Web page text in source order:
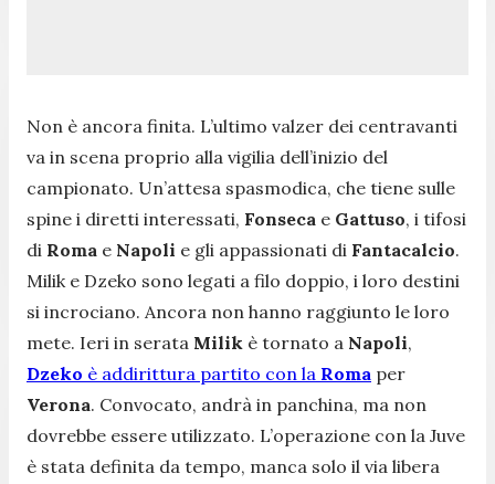
Non è ancora finita. L’ultimo valzer dei centravanti
va in scena proprio alla vigilia dell’inizio del
campionato. Un’attesa spasmodica, che tiene sulle
spine i diretti interessati, Fonseca e Gattuso, i tifosi
di Roma e Napoli e gli appassionati di Fantacalcio.
Milik e Dzeko sono legati a filo doppio, i loro destini
si incrociano. Ancora non hanno raggiunto le loro
mete. Ieri in serata Milik è tornato a Napoli,
Dzeko è addirittura partito con la Roma per
Verona. Convocato, andrà in panchina, ma non
dovrebbe essere utilizzato. L’operazione con la Juve
è stata definita da tempo, manca solo il via libera